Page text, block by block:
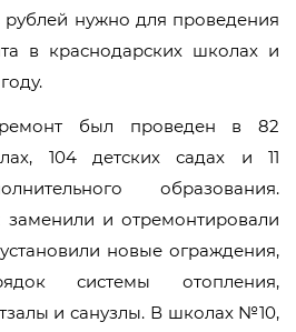
нужно для проведения
в краснодарских школах и
был проведен в 82
104 детских садах и 11
образования.
и отремонтировали
новые ограждения,
системы отопления,
и санузлы. В школах №10,